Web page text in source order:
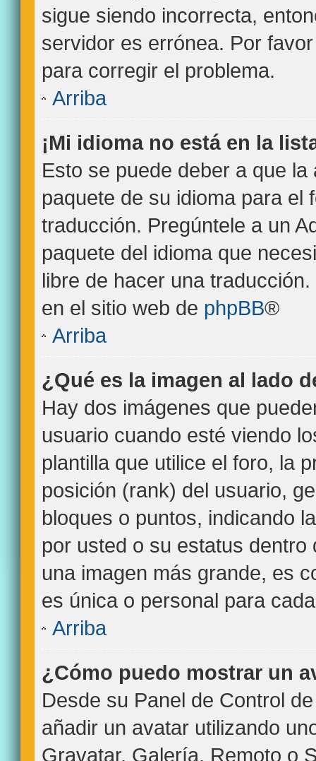
sigue siendo incorrecta,
servidor es errónea. Por
para corregir el problema.
Arriba
¡Mi idioma no está en la
Esto se puede deber a que
paquete de su idioma para el
traducción. Pregúntele a un
paquete del idioma que
libre de hacer una
en el sitio web de phpBB®
Arriba
¿Qué es la imagen al lado
Hay dos imágenes que
usuario cuando esté viendo
plantilla que utilice el foro, la
posición (rank) del usuario,
bloques o puntos, indicando
por usted o su estatus
una imagen más grande, es
es única o personal para
Arriba
¿Cómo puedo mostrar un
Desde su Panel de Control
añadir un avatar utilizando
Gravatar, Galería, Remoto o